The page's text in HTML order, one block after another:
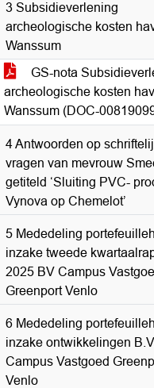
3 Subsidieverlening
archeologische kosten
Wanssum
GS-nota
archeologische kosten
Wanssum (DOC-
4 Antwoorden op
vragen van mevrouw
getiteld ‘Sluiting PVC-
Vynova op Chemelot’
5 Mededeling
inzake tweede
2025 BV Campus
Greenport Venlo
6 Mededeling
inzake ontwikkelingen B.V.
Campus Vastgoed
Venlo